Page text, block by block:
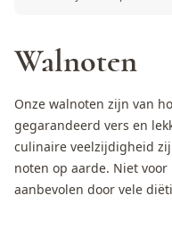
Walnoten
Onze walnoten zijn van
gegarandeerd vers en
culinaire veelzijdigheid
noten op aarde. Niet
aanbevolen door vele